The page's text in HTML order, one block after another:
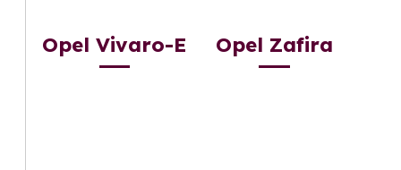
Opel Vivaro-E Opel Zafira